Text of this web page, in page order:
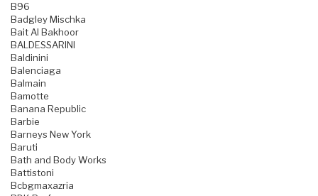
B96
Badgley Mischka
Bait Al Bakhoor
BALDESSARINI
Baldinini
Balenciaga
Balmain
Bamotte
Banana Republic
Barbie
Barneys New York
Baruti
Bath and Body Works
Battistoni
Bcbgmaxazria